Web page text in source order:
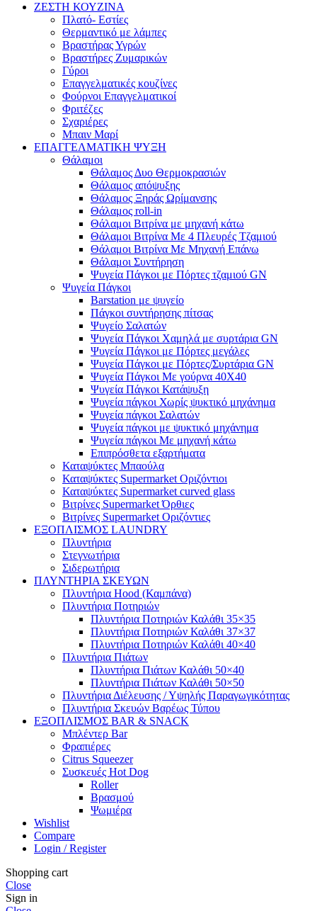
ΖΕΣΤΗ ΚΟΥΖΙΝΑ
Πλατό- Εστίες
Θερμαντικό με λάμπες
Βραστήρας Υγρών
Βραστήρες Ζυμαρικών
Γύροι
Επαγγελματικές κουζίνες
Φούρνοι Επαγγελματικοί
Φριτέζες
Σχαριέρες
Μπαιν Μαρί
ΕΠΑΓΓΕΛΜΑΤΙΚΗ ΨΥΞΗ
Θάλαμοι
Θάλαμος Δυο Θερμοκρασιών
Θάλαμος απόψυξης
Θάλαμος Ξηράς Ωρίμανσης
Θάλαμος roll-in
Θάλαμοι Βιτρίνα με μηχανή κάτω
Θάλαμοι Βιτρίνα Με 4 Πλευρές Τζαμιού
Θάλαμοι Βιτρίνα Με Μηχανή Επάνω
Θάλαμοι Συντήρηση
Ψυγεία Πάγκοι με Πόρτες τζαμιού GN
Ψυγεία Πάγκοι
Barstation με ψυγείο
Πάγκοι συντήρησης πίτσας
Ψυγείο Σαλατών
Ψυγεία Πάγκοι Χαμηλά με συρτάρια GN
Ψυγεία Πάγκοι με Πόρτες μεγάλες
Ψυγεία Πάγκοι με Πόρτες/Συρτάρια GN
Ψυγεία Πάγκοι Με γούρνα 40Χ40
Ψυγεία Πάγκοι Κατάψυξη
Ψυγεία πάγκοι Χωρίς ψυκτικό μηχάνημα
Ψυγεία πάγκοι Σαλατών
Ψυγεία πάγκοι με ψυκτικό μηχάνημα
Ψυγεία πάγκοι Με μηχανή κάτω
Επιπρόσθετα εξαρτήματα
Καταψύκτες Μπαούλα
Καταψύκτες Supermarket Οριζόντιοι
Καταψύκτες Supermarket curved glass
Βιτρίνες Supermarket Όρθιες
Βιτρίνες Supermarket Οριζόντιες
ΕΞΟΠΛΙΣΜΟΣ LAUNDRY
Πλυντήρια
Στεγνωτήρια
Σιδερωτήρια
ΠΛΥΝΤΗΡΙΑ ΣΚΕΥΩΝ
Πλυντήρια Hood (Καμπάνα)
Πλυντήρια Ποτηριών
Πλυντήρια Ποτηριών Καλάθι 35×35
Πλυντήρια Ποτηριών Καλάθι 37×37
Πλυντήρια Ποτηριών Καλάθι 40×40
Πλυντήρια Πιάτων
Πλυντήρια Πιάτων Καλάθι 50×40
Πλυντήρια Πιάτων Καλάθι 50×50
Πλυντήρια Διέλευσης / Υψηλής Παραγωγικότητας
Πλυντήρια Σκευών Βαρέως Τύπου
ΕΞΟΠΛΙΣΜΟΣ BAR & SNACK
Μπλέντερ Bar
Φραπιέρες
Citrus Squeezer
Συσκευές Hot Dog
Roller
Βρασμού
Ψωμιέρα
Wishlist
Compare
Login / Register
Shopping cart
Close
Sign in